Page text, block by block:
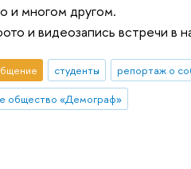
и многом другом.
и видеозапись встречи в
студенты репортаж о
общество «Демограф»